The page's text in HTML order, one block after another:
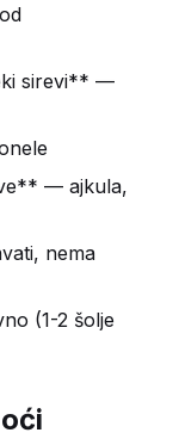
sirevi** —
— ajkula,
nema
(1-2 šolje